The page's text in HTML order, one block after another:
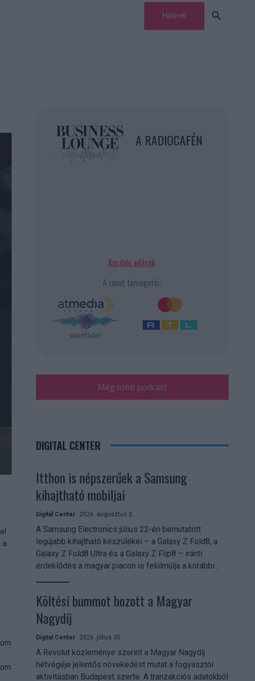
Hírlevél
a
A RADIOCAFÉN
Korábbi adások
A rovat támogatói:
Még több podcast
DIGITAL CENTER
Itthon is népszerűek a Samsung
kihajtható mobiljai
Digital Center 2026. augusztus 3.
A Samsung Electronics július 22-én bemutatott
legújabb kihajtható készülékei – a Galaxy Z Fold8, a
Galaxy Z Fold8 Ultra és a Galaxy Z Flip8 – iránti
érdeklődés a magyar piacon is felülmúlja a korábbi...
Költési bummot hozott a Magyar
Nagydíj
Digital Center 2026. július 30.
A Revolut közleménye szerint a Magyar Nagydíj
hétvégéje jelentős növekedést mutat a fogyasztói
aktivitásban Budapest szerte. A tranzakciós adatokból